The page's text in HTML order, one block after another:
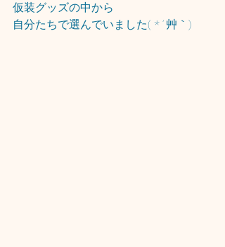
仮装グッズの中から
自分たちで選んでいました( *´艸｀)